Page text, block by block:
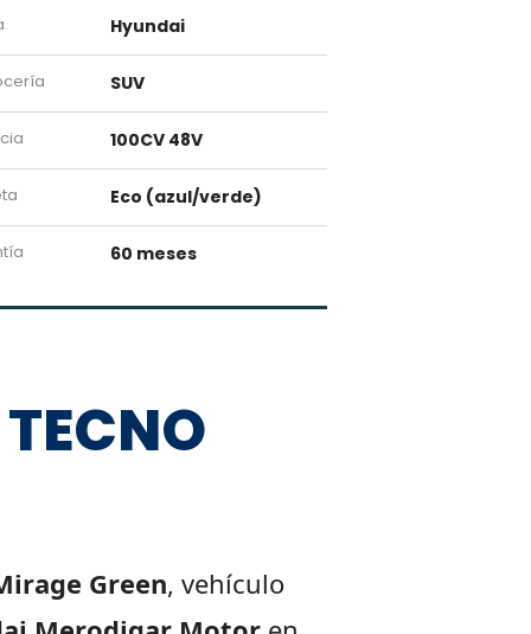
Hyundai
SUV
100CV 48V
Eco (azul/verde)
60 meses
Green, vehículo